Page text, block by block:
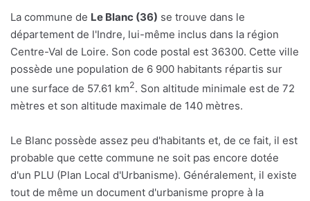
La commune de Le Blanc (36) se trouve dans le
département de l'Indre, lui-même inclus dans la région
Centre-Val de Loire. Son code postal est 36300. Cette ville
possède une population de 6 900 habitants répartis sur
une surface de 57.61 km2. Son altitude minimale est de 72
mètres et son altitude maximale de 140 mètres.
Le Blanc possède assez peu d'habitants et, de ce fait, il est
probable que cette commune ne soit pas encore dotée
d'un PLU (Plan Local d'Urbanisme). Généralement, il existe
tout de même un document d'urbanisme propre à la